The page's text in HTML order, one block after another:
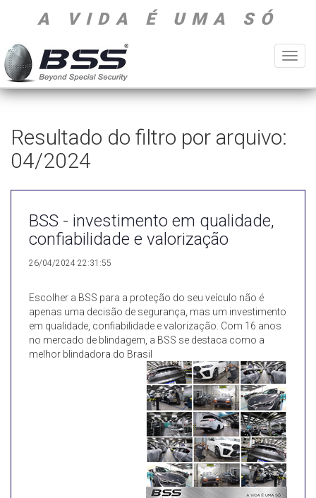
A VIDA É UMA SÓ
Resultado do filtro por arquivo:
04/2024
BSS - investimento em qualidade,
confiabilidade e valorização
26/04/2024 22:31:55
Escolher a BSS para a proteção do seu veículo não é
apenas uma decisão de segurança, mas um investimento
em qualidade, confiabilidade e valorização. Com 16 anos
no mercado de blindagem, a BSS se destaca como a
melhor blindadora do Brasil